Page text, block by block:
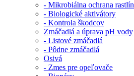
- Mikrobiálna ochrana rastlín
- Biologické aktivátory
- Kontrola škodcov
Zmáčadlá a úprava pH vody
- Listové zmáčadlá
- Pôdne zmáčadlá
Osivá
- Zmes pre opeľovače